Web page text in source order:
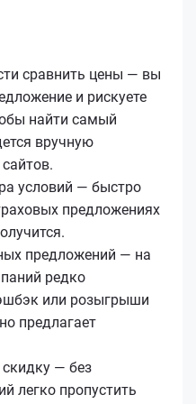
сравнить цены — вы
и рискуете
найти самый
вручную
условий — быстро
предложениях
предложений — на
редко
или розыгрыши
предлагает
скидку — без
легко пропустить